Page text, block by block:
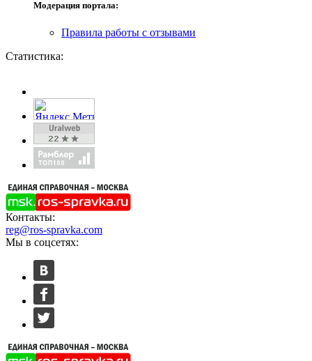
Модерация портала:
Правила работы с отзывами
Статистика:
Контакты:
reg@ros-spravka.com
Мы в соцсетях: